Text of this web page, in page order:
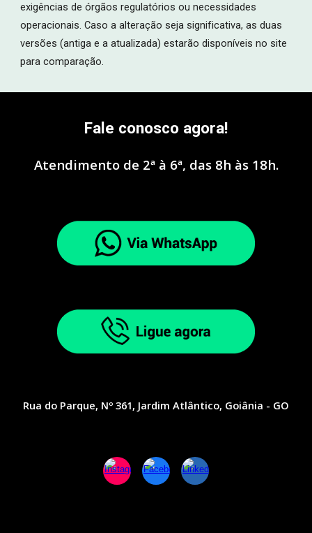
exigências de órgãos regulatórios ou necessidades
operacionais. Caso a alteração seja significativa, as duas
versões (antiga e a atualizada) estarão disponíveis no site
para comparação.
Fale conosco agora!
Atendimento de 2ª à 6ª, das 8h às 18h.
Rua do Parque, Nº 361, Jardim Atlântico, Goiânia - GO